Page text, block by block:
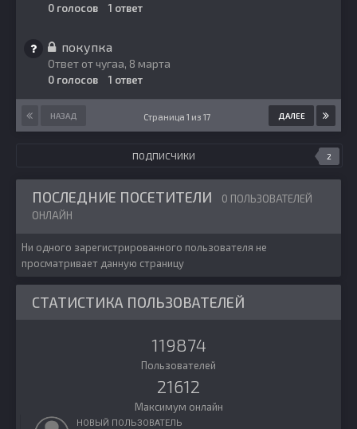
0 голосов 1 ответ
покупка
Ответ от чугаа, 8 марта
0 голосов 1 ответ
НАЗАД ДАЛЕЕ
Страница 1 из 17
ПОДПИСЧИКИ 2
ПОСЛЕДНИЕ ПОСЕТИТЕЛИ
0 ПОЛЬЗОВАТЕЛЕЙ
ОНЛАЙН
Ни одного зарегистрированного пользователя не
просматривает данную страницу
СТАТИСТИКА ПОЛЬЗОВАТЕЛЕЙ
119874
Пользователей
21612
Максимум онлайн
НОВЫЙ ПОЛЬЗОВАТЕЛЬ